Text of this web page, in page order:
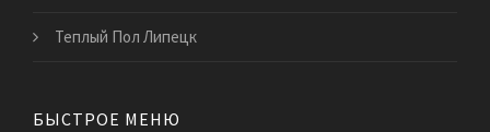
Теплый Пол Липецк
БЫСТРОЕ МЕНЮ